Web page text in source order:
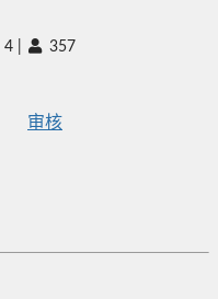
4 357
审核